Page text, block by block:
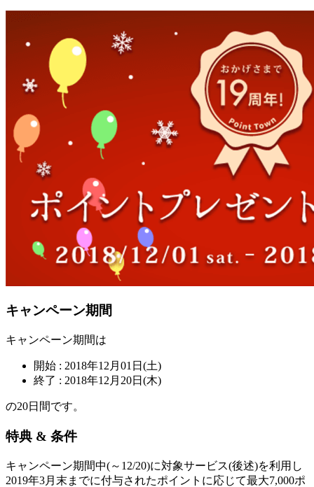
キャンペーン期間
キャンペーン期間は
開始 : 2018年12月01日(土)
終了 : 2018年12月20日(木)
の20日間です。
特典 & 条件
キャンペーン期間中(～12/20)に対象サービス(後述)を利用し
2019年3月末までに付与されたポイントに応じて最大7,000ポ